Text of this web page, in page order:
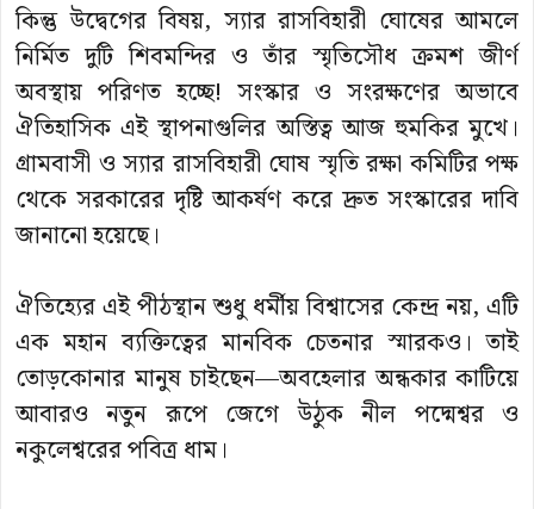
কিন্তু উদ্বেগের বিষয়, স্যার রাসবিহারী ঘোষের আমলে
নির্মিত দুটি শিবমন্দির ও তাঁর স্মৃতিসৌধ ক্রমশ জীর্ণ
অবস্থায় পরিণত হচ্ছে! সংস্কার ও সংরক্ষণের অভাবে
ঐতিহাসিক এই স্থাপনাগুলির অস্তিত্ব আজ হুমকির মুখে।
গ্রামবাসী ও স্যার রাসবিহারী ঘোষ স্মৃতি রক্ষা কমিটির পক্ষ
থেকে সরকারের দৃষ্টি আকর্ষণ করে দ্রুত সংস্কারের দাবি
জানানো হয়েছে।
ঐতিহ্যের এই পীঠস্থান শুধু ধর্মীয় বিশ্বাসের কেন্দ্র নয়, এটি
এক মহান ব্যক্তিত্বের মানবিক চেতনার স্মারকও। তাই
তোড়কোনার মানুষ চাইছেন—অবহেলার অন্ধকার কাটিয়ে
আবারও নতুন রূপে জেগে উঠুক নীল পদ্মেশ্বর ও
নকুলেশ্বরের পবিত্র ধাম।